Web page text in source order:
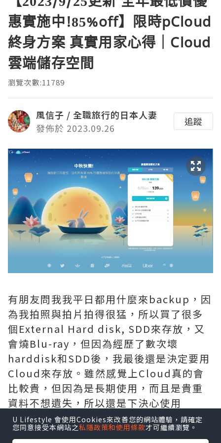
惠實施中!85%off】限時pCloud
終身方案 真實用家心得｜Cloud
雲端儲存空間
瀏覽次數:11789
風信子 / 全職旅行的日本人妻
發佈於 2023.09.26
追蹤
有朋友問我我平日都用什麼來backup，因
為我拍照與拍片拍得很猛，所以買了很多
個External Hard disk, SDD來存放，又
會燒Blu-ray，但因為經歷了數次壞
harddisk和SDD後，我最後還是決定要用
Cloud來存放。雖然感覺上Cloud真的會
比較貴，但因為是長期使用，而且是貴重
資料不想遺失，所以還是下決心使用
cloud。
U Lifestyle 會使用Cookies來改善您的網站體驗，請確定
您同意接受本網站之私隱政策和使用條款才可繼續瀏覽。